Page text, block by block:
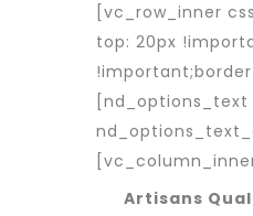
[vc_row_inner
top: 20px
Artisans